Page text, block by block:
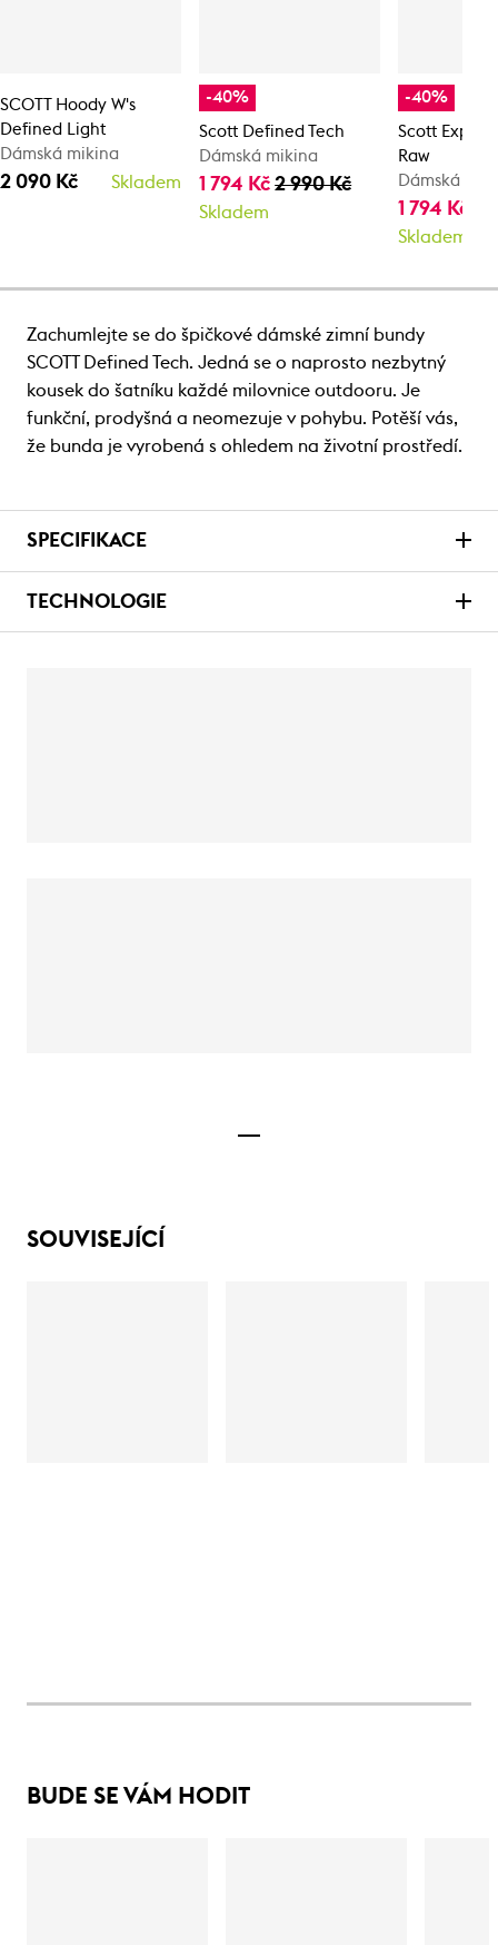
SCOTT Hoody W's
Defined Light
Dámská mikina
2 090 Kč Skladem
-40%
Scott Defined Tech
Dámská mikina
1 794 Kč2 990 Kč
Skladem
-40%
Scott
Raw
Dámská
1 794 Kč
Skladem
Zachumlejte se do špičkové dámské zimní bundy
SCOTT Defined Tech. Jedná se o naprosto nezbytný
kousek do šatníku každé milovnice outdooru. Je
funkční, prodyšná a neomezuje v pohybu. Potěší vás,
že bunda je vyrobená s ohledem na životní prostředí.
SPECIFIKACE
TECHNOLOGIE
SOUVISEJÍCÍ
BUDE SE VÁM HODIT